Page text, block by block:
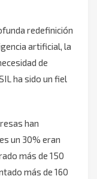
redefinición
artificial, la
de
ha sido un fiel
han
un 30% eran
más de 150
más de 160